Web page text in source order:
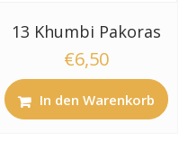
13 Khumbi Pakoras
€6,50
In den Warenkorb